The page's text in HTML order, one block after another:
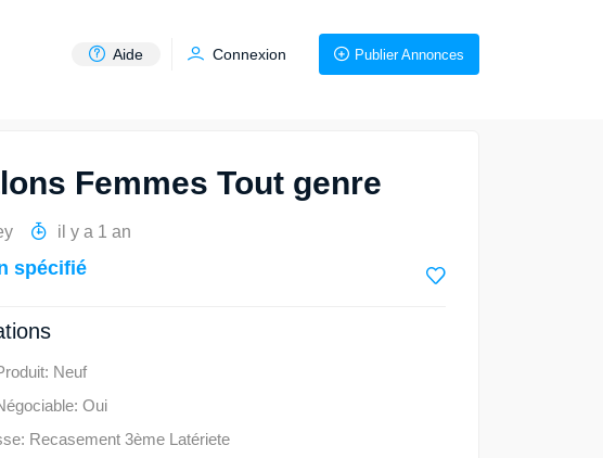
Aide Connexion Publier Annonces
Femmes Tout genre
il y a 1 an
spécifié
Neuf
Oui
Recasement 3ème Latériete